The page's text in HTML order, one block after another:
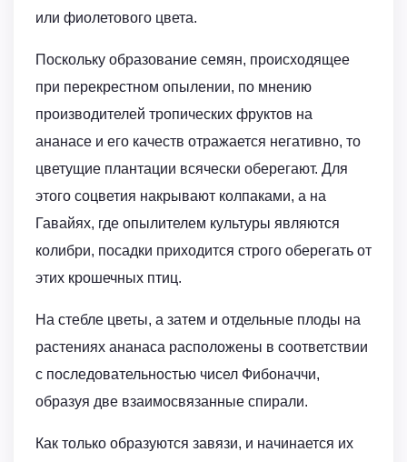
или фиолетового цвета.
Поскольку образование семян, происходящее
при перекрестном опылении, по мнению
производителей тропических фруктов на
ананасе и его качеств отражается негативно, то
цветущие плантации всячески оберегают. Для
этого соцветия накрывают колпаками, а на
Гавайях, где опылителем культуры являются
колибри, посадки приходится строго оберегать от
этих крошечных птиц.
На стебле цветы, а затем и отдельные плоды на
растениях ананаса расположены в соответствии
с последовательностью чисел Фибоначчи,
образуя две взаимосвязанные спирали.
Как только образуются завязи, и начинается их